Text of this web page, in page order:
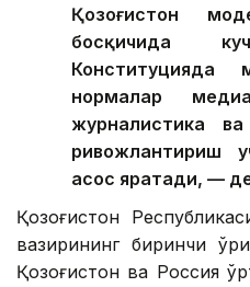
Қозоғистон
босқичида
Конституцияда
нормалар
журналистика ва
ривожлантириш
асос яратади, —
Қозоғистон
вазирининг биринчи
Қозоғистон ва Россия